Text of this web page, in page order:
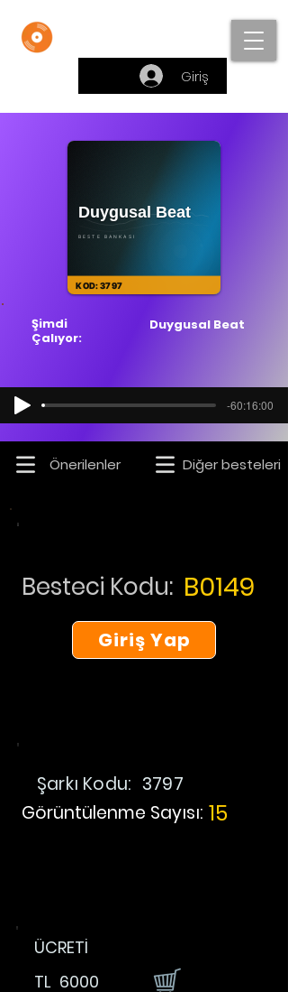
Giriş
Şimdi
Çalıyor:
Duygusal Beat
-60:16:00
Önerilenler Diğer besteleri
Besteci Kodu: B0149
Giriş Yap
Şarkı Kodu: 3797
Görüntülenme Sayısı: 15
ÜCRETİ
TL 6000